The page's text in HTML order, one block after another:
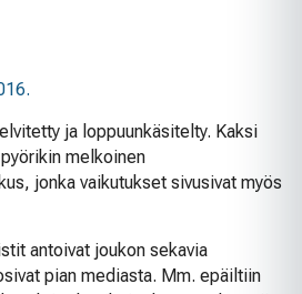
ja loppuunkäsitelty. Kaksi
melkoinen
jonka vaikutukset sivusivat myös
antoivat joukon sekavia
pian mediasta. Mm. epäiltiin